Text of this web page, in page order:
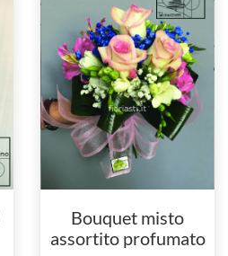
Bouquet misto
assortito profumato